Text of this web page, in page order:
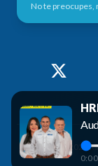
No te preocupes,
2026
0:00